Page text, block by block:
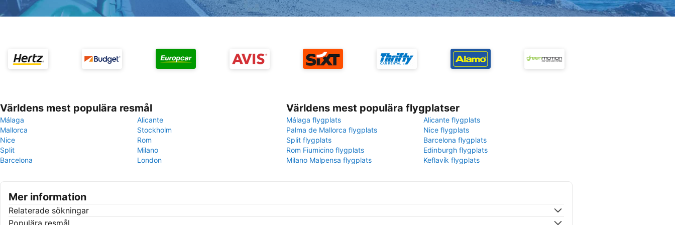
Världens mest populära resmål
Málaga
Alicante
Mallorca
Stockholm
Nice
Rom
Split
Milano
Barcelona
London
Världens mest populära flygplatser
Málaga flygplats
Alicante flygplats
Palma de Mallorca flygplats
Nice flygplats
Split flygplats
Barcelona flygplats
Rom Fiumicino flygplats
Edinburgh flygplats
Milano Malpensa flygplats
Keflavík flygplats
Mer information
Relaterade sökningar
Populära resmål